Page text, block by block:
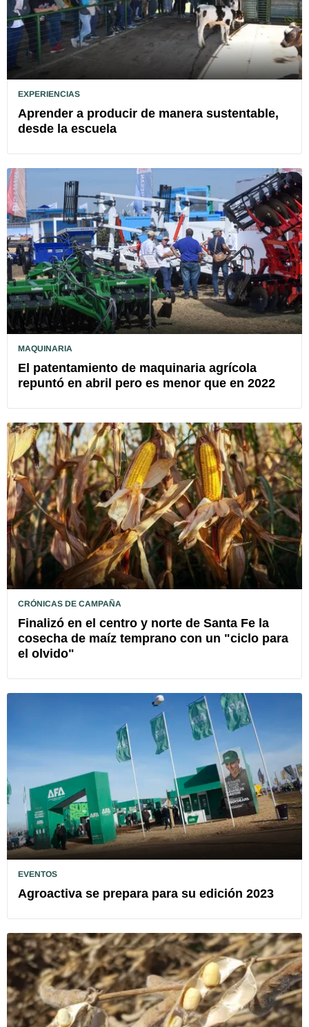
EXPERIENCIAS
Aprender a producir de manera sustentable,
desde la escuela
MAQUINARIA
El patentamiento de maquinaria agrícola
repuntó en abril pero es menor que en 2022
CRÓNICAS DE CAMPAÑA
Finalizó en el centro y norte de Santa Fe la
cosecha de maíz temprano con un "ciclo para
el olvido"
EVENTOS
Agroactiva se prepara para su edición 2023